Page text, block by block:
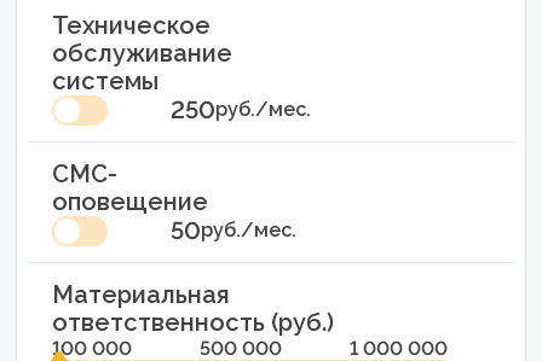
Техническое
обслуживание
системы
250руб./мес.
СМС-
оповещение
50руб./мес.
Материальная
ответственность (руб.)
100 000 500 000 1 000 000